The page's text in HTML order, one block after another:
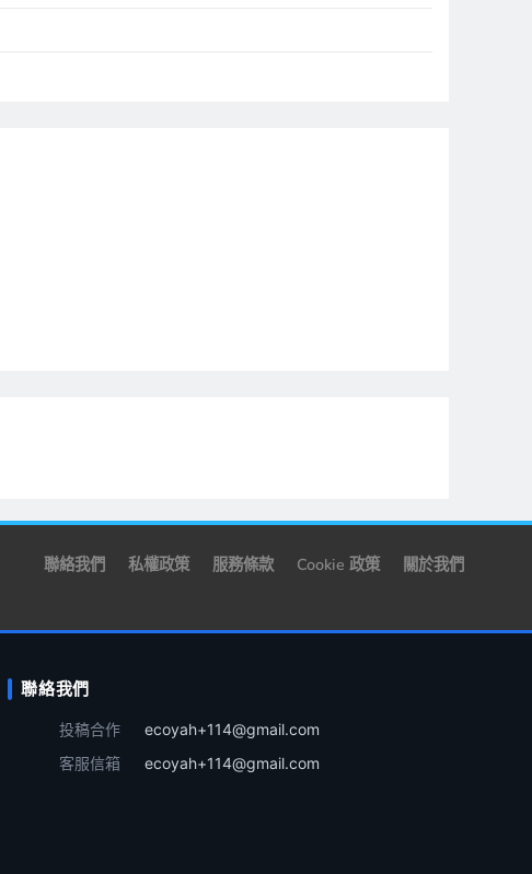
聯絡我們 私權政策 服務條款 Cookie 政策 關於我們
聯絡我們
投稿合作
ecoyah+114@gmail.com
客服信箱
ecoyah+114@gmail.com